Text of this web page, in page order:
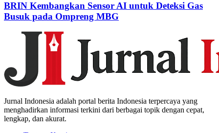
BRIN Kembangkan Sensor AI untuk Deteksi Gas
Busuk pada Ompreng MBG
Jurnal Indonesia adalah portal berita Indonesia terpercaya yang
menghadirkan informasi terkini dari berbagai topik dengan cepat,
lengkap, dan akurat.